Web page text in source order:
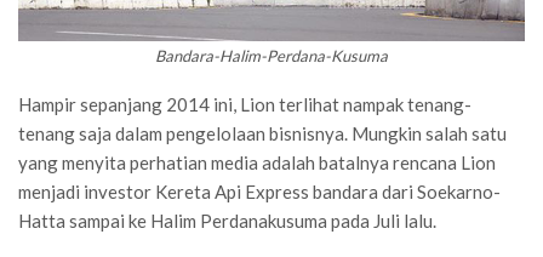
Bandara-Halim-Perdana-Kusuma
Hampir sepanjang 2014 ini, Lion terlihat nampak tenang-
tenang saja dalam pengelolaan bisnisnya. Mungkin salah satu
yang menyita perhatian media adalah batalnya rencana Lion
menjadi investor Kereta Api Express bandara dari Soekarno-
Hatta sampai ke Halim Perdanakusuma pada Juli lalu.